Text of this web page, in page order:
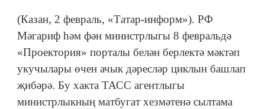
(Казан, 2 февраль, «Татар-информ»). РФ
Мәгариф һәм фән министрлыгы 8 февральдә
«Проектория» порталы белән берлектә мәктәп
укучылары өчен ачык дәресләр циклын башлап
җибәрә. Бу хакта ТАСС агентлыгы
министрлыкның матбугат хезмәтенә сылтама